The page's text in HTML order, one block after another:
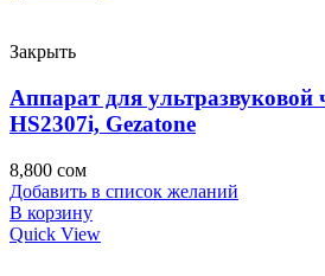
Закрыть
Аппарат для ультразвуковой
HS2307i, Gezatone
8,800 сом
Добавить в список желаний
В корзину
Quick View